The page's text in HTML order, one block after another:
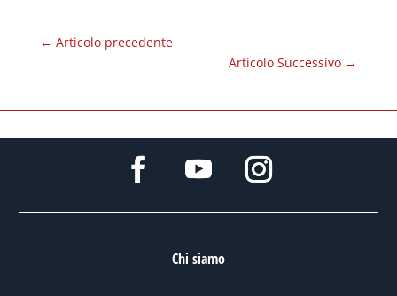
← Articolo precedente
Articolo Successivo →
Chi siamo